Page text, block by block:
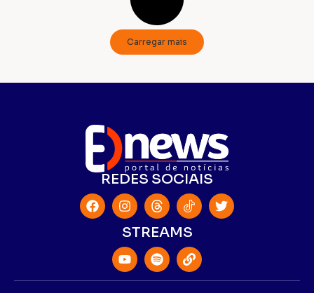
Carregar mais
REDES SOCIAIS
STREAMS